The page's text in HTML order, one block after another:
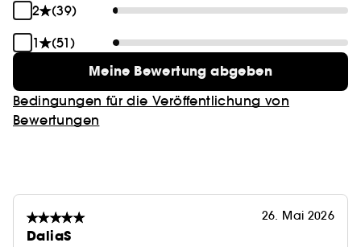
2
(39)
1
(51)
Meine Bewertung abgeben
Bedingungen für die Veröffentlichung von
Bewertungen
26. Mai 2026
DaliaS